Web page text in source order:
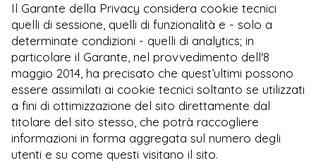
Il Garante della Privacy considera cookie tecnici
quelli di sessione, quelli di funzionalità e - solo a
determinate condizioni - quelli di analytics; in
particolare il Garante, nel provvedimento dell'8
maggio 2014, ha precisato che quest’ultimi possono
essere assimilati ai cookie tecnici soltanto se utilizzati
a fini di ottimizzazione del sito direttamente dal
titolare del sito stesso, che potrà raccogliere
informazioni in forma aggregata sul numero degli
utenti e su come questi visitano il sito.